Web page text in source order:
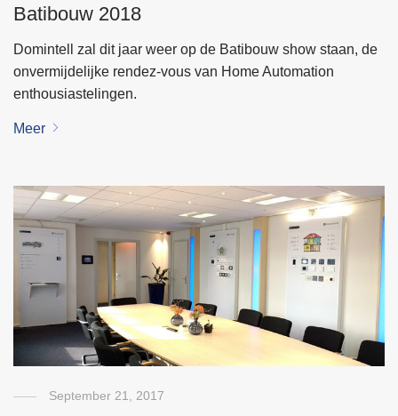
Batibouw 2018
Domintell zal dit jaar weer op de Batibouw show staan, de
onvermijdelijke rendez-vous van Home Automation
enthousiastelingen.
Meer
September 21, 2017